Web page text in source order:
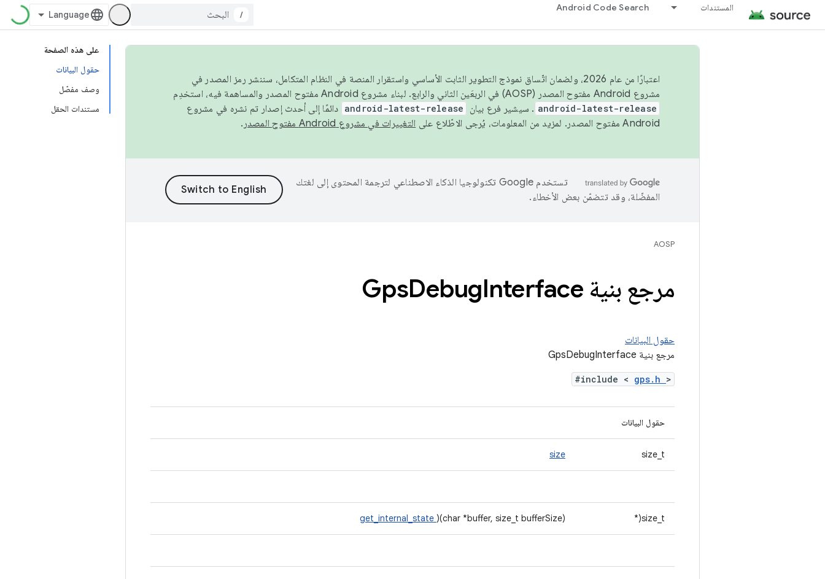
المستندات Android Code Search
/
على هذه الصفحة
حقول البيانات
وصف مفصّل
مستندات الحقل
اعتبارًا من عام 2026، ولضمان اتّساق نموذج التطوير الثابت الأساسي واستقرار المنصة في النظام المتكامل، سننشر رمز المصدر في
مشروع Android مفتوح المصدر (AOSP) في الربعَين الثاني والرابع. لبناء مشروع Android مفتوح المصدر والمساهمة فيه، استخدِم
android-latest-release . سيشير فرع بيان android-latest-release دائمًا إلى أحدث إصدار تم نشره في مشروع
Android مفتوح المصدر. لمزيد من المعلومات، يُرجى الاطّلاع على
التغييرات في مشروع Android مفتوح المصدر .
تستخدم Google تكنولوجيا الذكاء الاصطناعي لترجمة المحتوى إلى لغتك
المفضّلة، وقد تتضمّن بعض الأخطاء.
AOSP
مرجع بنية Gps DebugInterface
حقول البيانات
مرجع بنية GpsDebugInterface
#include < gps.h >
حقول البيانات
size_t
size
size_t(*
get_internal_state )(char *buffer, size_t bufferSize)